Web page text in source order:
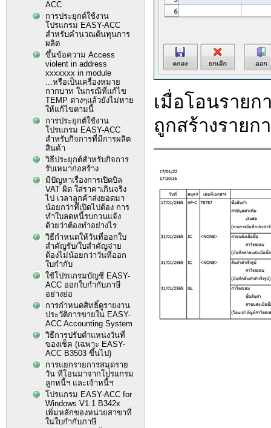
ACC
การประยุกต์ใช้งาน
โปรแกรม EASY-ACC
สำหรับคำนวณต้นทุนการ
ผลิต
ขึ้นข้อความ Access
violent in address
xxxxxxx in module
...หรือเป็นเครื่องหมาย
กากบาท ในกรณีที่แก้ไข
TEMP ต่างๆแล้วยังไม่หาย
ให้แก้ไขตามนี้
การประยุกต์ใช้งาน
โปรแกรม EASY-ACC
สำหรับกิจการที่มีการผลิต
สินค้า
วิธีประยุกต์สำหรับกิจการ
รับเหมาก่อสร้าง
มีปัญหาเรื่องการเปิดบิล
VAT ผิด ใส่ราคาเกินจริง
ไป เวลาลูกค้าส่งยอดมา
น้อยกว่าที่เปิดไปต้อง การ
ทำใบลดหนี้รบกวนแจ้ง
ด้วยว่าต้องทำอย่างไร
วิธีกำหนดให้วันที่ออกใบ
สำคัญรับ/ใบสำคัญจ่าย
ต้องไม่น้อยกว่าวันที่ออก
ใบกำกับ
ใช้โปรแกรมบัญชี EASY-
ACC ออกใบกำกับภาษี
อย่างย่อ
การกำหนดสิทธิ์ดูรายงาน
ประวัติการขายใน EASY-
ACC Accounting System
วิธีการปรับตำแหน่งวันที่
ของเช็ค (เฉพาะ EASY-
ACC B3503 ขึ้นไป)
การแยกรายการสมุดราย
วัน ที่โอนมาจากโปรแกรม
ลูกหนี้ฯ และเจ้าหนี้ฯ
โปรแกรม EASY-ACC for
Windows V1.1 B342x
เพิ่มหลักของหน่วยสาขาที่
ในใบกำกับภาษี
เมื่อโอนราย
ถูกสร้างราย